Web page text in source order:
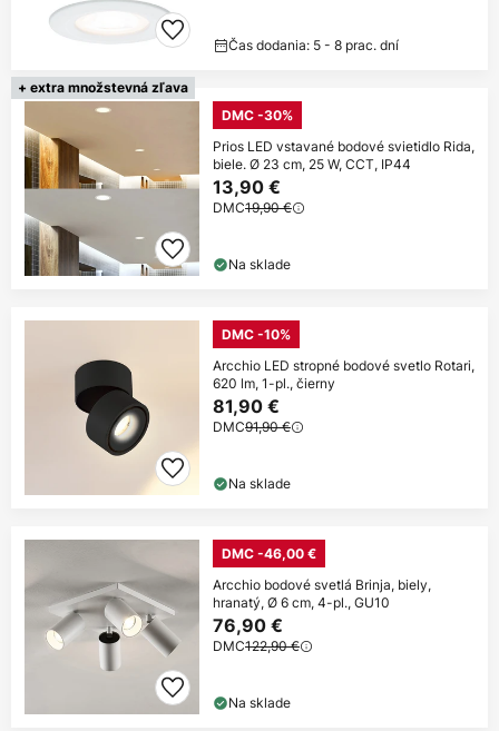
Čas dodania: 5 - 8 prac. dní
+ extra množstevná zľava
DMC -30%
Prios LED vstavané bodové svietidlo Rida,
biele. Ø 23 cm, 25 W, CCT, IP44
13,90 €
DMC19,90 €
Na sklade
DMC -10%
Arcchio LED stropné bodové svetlo Rotari,
620 lm, 1-pl., čierny
81,90 €
DMC91,90 €
Na sklade
DMC -46,00 €
Arcchio bodové svetlá Brinja, biely,
hranatý, Ø 6 cm, 4-pl., GU10
76,90 €
DMC122,90 €
Na sklade